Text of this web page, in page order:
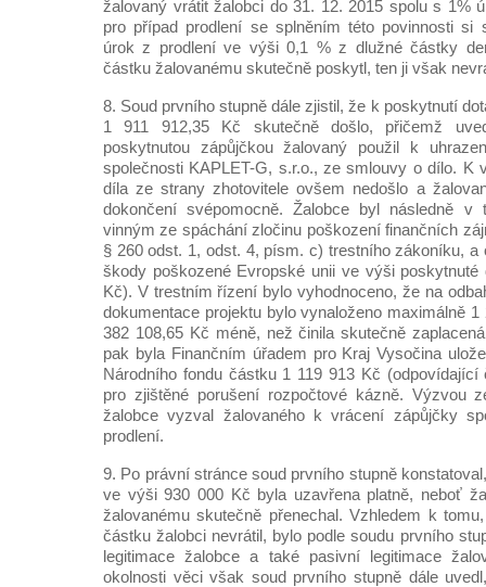
žalovaný vrátit žalobci do 31. 12. 2015 spolu s 1%
pro případ prodlení se splněním této povinnosti si
úrok z prodlení ve výši 0,1 % z dlužné částky
částku žalovanému skutečně poskytl, ten ji však
8. Soud prvního stupně dále zjistil, že k poskytnutí
1 911 912,35 Kč skutečně došlo, přičemž
poskytnutou zápůjčkou žalovaný použil k
společnosti KAPLET-G, s.r.o., ze smlouvy o dílo. K
díla ze strany zhotovitele ovšem nedošlo a
dokončení svépomocně. Žalobce byl následně v
vinným ze spáchání zločinu poškození finančních
§ 260 odst. 1, odst. 4, písm. c) trestního zákoníku, a
škody poškozené Evropské unii ve výši poskytnuté
Kč). V trestním řízení bylo vyhodnoceno, že na
dokumentace projektu bylo vynaloženo maximálně
382 108,65 Kč méně, než činila skutečně
pak byla Finančním úřadem pro Kraj Vysočina
Národního fondu částku 1 119 913 Kč (odpovídající
pro zjištěné porušení rozpočtové kázně. Výzvou
žalobce vyzval žalovaného k vrácení zápůjčky
prodlení.
9. Po právní stránce soud prvního stupně
ve výši 930 000 Kč byla uzavřena platně, neboť
žalovanému skutečně přenechal. Vzhledem k
částku žalobci nevrátil, bylo podle soudu prvního
legitimace žalobce a také pasivní legitimace
okolnosti věci však soud prvního stupně dále